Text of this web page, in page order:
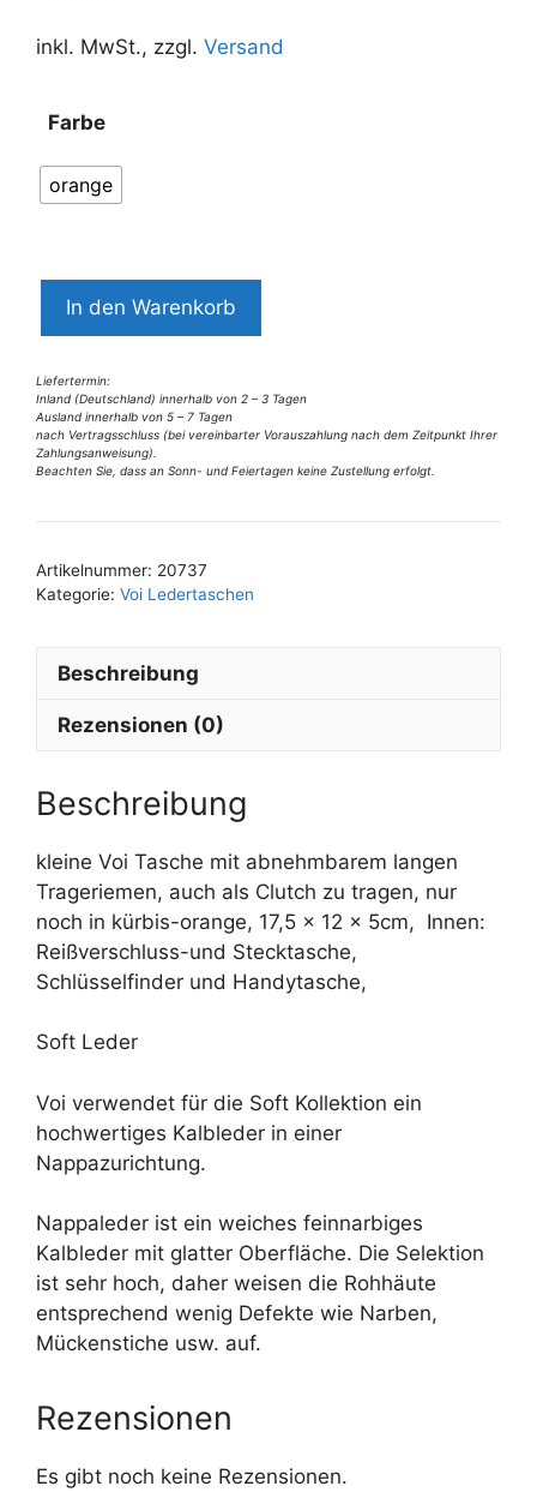
inkl. MwSt., zzgl. Versand
Farbe
orange
6669VT6
Menge
In den Warenkorb
Liefertermin:
Inland (Deutschland) innerhalb von 2 – 3 Tagen
Ausland innerhalb von 5 – 7 Tagen
nach Vertragsschluss (bei vereinbarter Vorauszahlung nach dem Zeitpunkt Ihrer
Zahlungsanweisung).
Beachten Sie, dass an Sonn- und Feiertagen keine Zustellung erfolgt.
l
e
n
e
Artikelnummer: 20737
Kategorie: Voi Ledertaschen
Beschreibung
Rezensionen (0)
Beschreibung
kleine Voi Tasche mit abnehmbarem langen
Trageriemen, auch als Clutch zu tragen, nur
noch in kürbis-orange, 17,5 x 12 x 5cm, Innen:
Reißverschluss-und Stecktasche,
Schlüsselfinder und Handytasche,
Soft Leder
Voi verwendet für die Soft Kollektion ein
hochwertiges Kalbleder in einer
Nappazurichtung.
Nappaleder ist ein weiches feinnarbiges
Kalbleder mit glatter Oberfläche. Die Selektion
ist sehr hoch, daher weisen die Rohhäute
entsprechend wenig Defekte wie Narben,
Mückenstiche usw. auf.
Rezensionen
Es gibt noch keine Rezensionen.